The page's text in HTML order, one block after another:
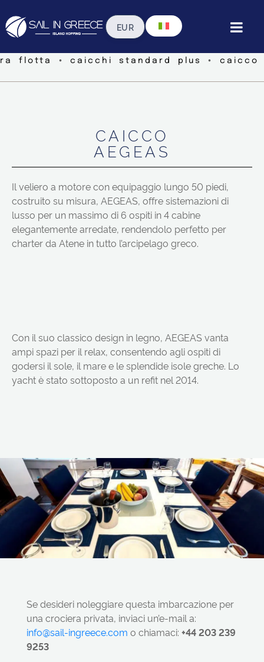
flotta ◦ caicchi standard plus ◦
CAICCO
AEGEAS
Il veliero a motore con equipaggio lungo 50 piedi,
costruito su misura, AEGEAS, offre sistemazioni di
lusso per un massimo di 6 ospiti in 4 cabine
elegantemente arredate, rendendolo perfetto per
charter da Atene in tutto l’arcipelago greco.
Con il suo classico design in legno, AEGEAS vanta
ampi spazi per il relax, consentendo agli ospiti di
godersi il sole, il mare e le splendide isole greche. Lo
yacht è stato sottoposto a un refit nel 2014.
Se desideri noleggiare questa imbarcazione per
una crociera privata, inviaci un’e-mail a:
info@sail-ingreece.com o chiamaci: +44 203 239
9253